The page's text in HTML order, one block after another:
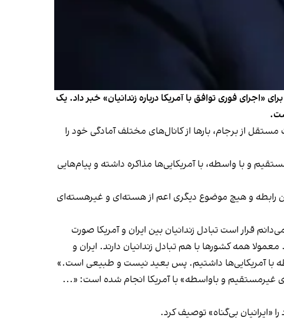
فوری توافق با آمریکا درباره زندانیان» خبر داد. یک
گفت: «جمهوری اسلامی ایران به صورت مستقل از برجام، بارها از کانال‌های مختلف آمادگی خود را
و با واسطه، با آمریکایی‌ها مذاکره داشته و پیام‌هایی
رابطه و هیچ موضوع دیگری اعم از هسته‌ای و غیرهسته‌ای
قرار است تبادل زندانیان بین ایران و آمریکا صورت
همه کشورها با هم تبادل زندانیان دارند. ایران و
با آمریکایی‌ها داشتیم. پس بعید نیست و طبیعی است.»
غیر‌مستقیم و با‌واسطه» با آمریکا انجام شده است: «...
«ایرانیان بی‌گناه» توصیف کرد.